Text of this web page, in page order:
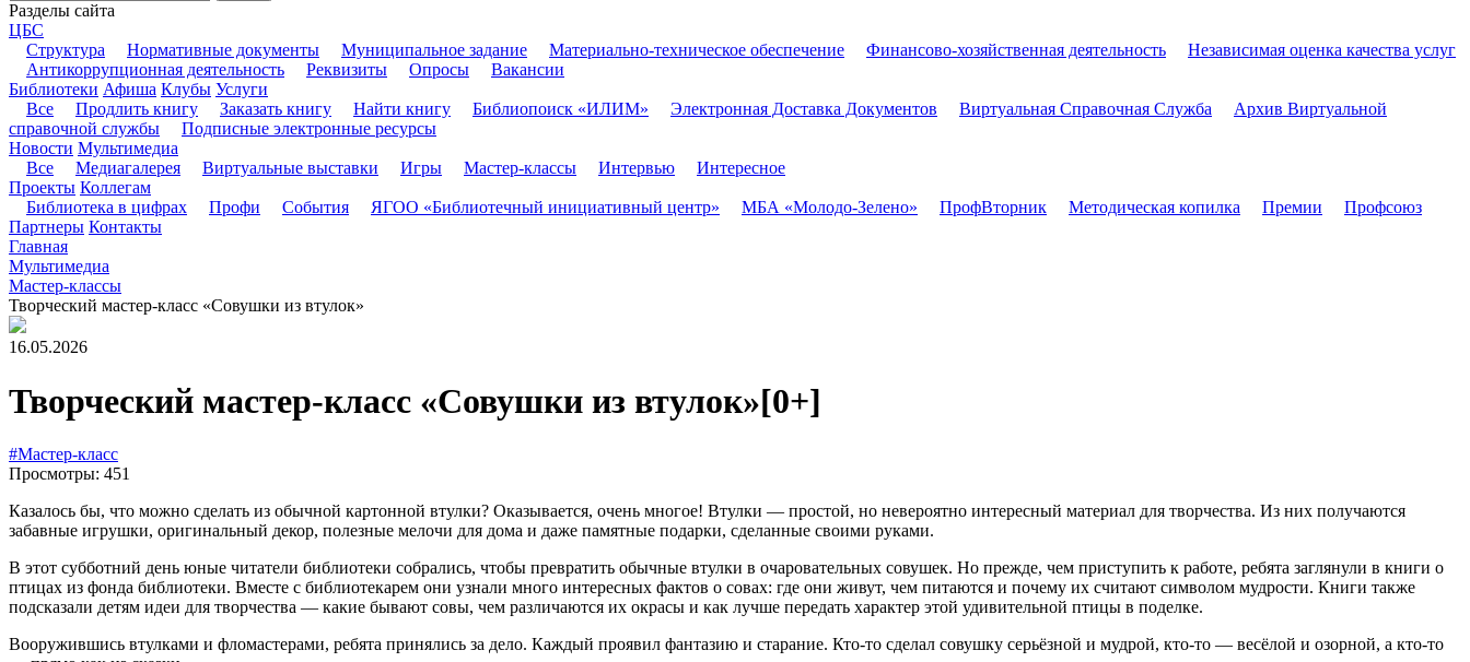
Разделы сайта
ЦБС
Структура
Нормативные документы Муниципальное задание Материально-техническое обеспечение Финансово-хозяйственная деятельность
Независимая оценка качества услуг
Антикоррупционная деятельность
Реквизиты Опросы
Вакансии
Библиотеки Афиша Клубы Услуги
Все
Продлить книгу Заказать книгу Найти книгу Библиопоиск «ИЛИМ» Электронная Доставка Документов Виртуальная Справочная Служба
Архив Виртуальной
справочной службы
Подписные электронные ресурсы
Новости Мультимедиа
Все
Медиагалерея Виртуальные выставки Игры Мастер-классы Интервью
Интересное
Проекты Коллегам
Библиотека в цифрах
Профи События ЯГОО «Библиотечный инициативный центр» МБА «Молодо-Зелено» ПрофВторник Методическая копилка Премии
Профсоюз
Партнеры Контакты
Главная
Мультимедиа
Мастер-классы
Творческий мастер-класс «Совушки из втулок»
16.05.2026
Творческий мастер-класс «Совушки из втулок»[0+]
#Мастер-класс
Просмотры: 451
Казалось бы, что можно сделать из обычной картонной втулки? Оказывается, очень многое! Втулки — простой, но невероятно интересный материал для творчества. Из них получаются
забавные игрушки, оригинальный декор, полезные мелочи для дома и даже памятные подарки, сделанные своими руками.
В этот субботний день юные читатели библиотеки собрались, чтобы превратить обычные втулки в очаровательных совушек. Но прежде, чем приступить к работе, ребята заглянули в книги о
птицах из фонда библиотеки. Вместе с библиотекарем они узнали много интересных фактов о совах: где они живут, чем питаются и почему их считают символом мудрости. Книги также
подсказали детям идеи для творчества — какие бывают совы, чем различаются их окрасы и как лучше передать характер этой удивительной птицы в поделке.
Вооружившись втулками и фломастерами, ребята принялись за дело. Каждый проявил фантазию и старание. Кто-то сделал совушку серьёзной и мудрой, кто-то — весёлой и озорной, а кто-то